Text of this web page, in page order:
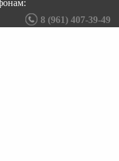
8 (961) 407-39-49